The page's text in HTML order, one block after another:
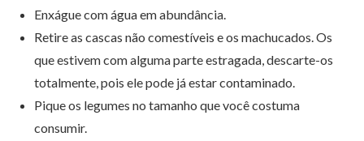
Enxágue com água em abundância.
Retire as cascas não comestíveis e os machucados. Os
que estivem com alguma parte estragada, descarte-os
totalmente, pois ele pode já estar contaminado.
Pique os legumes no tamanho que você costuma
consumir.